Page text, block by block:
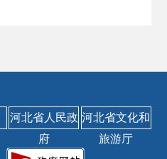
河北省人民政
府
河北省文化和
旅游厅